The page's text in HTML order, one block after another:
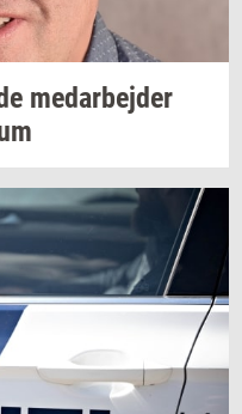
me­d­ar­bej­der